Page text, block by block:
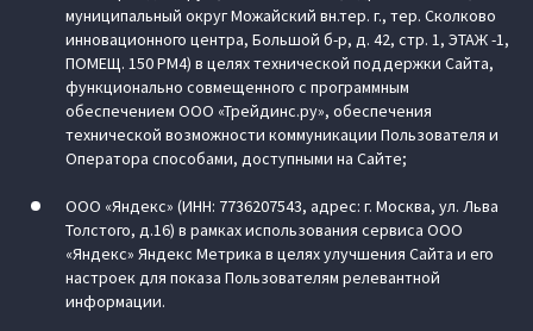
муниципальный округ Можайский вн.тер. г., тер. Сколково
инновационного центра, Большой б-р, д. 42, стр. 1, ЭТАЖ -1,
ПОМЕЩ. 150 РМ4) в целях технической поддержки Сайта,
функционально совмещенного с программным
обеспечением ООО «Трейдинс.ру», обеспечения
технической возможности коммуникации Пользователя и
Оператора способами, доступными на Сайте;
ООО «Яндекс» (ИНН: 7736207543, адрес: г. Москва, ул. Льва
Толстого, д.16) в рамках использования сервиса ООО
«Яндекс» Яндекс Метрика в целях улучшения Сайта и его
настроек для показа Пользователям релевантной
информации.